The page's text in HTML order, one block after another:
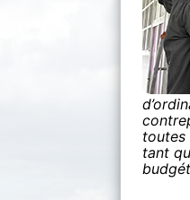
toutes
tant